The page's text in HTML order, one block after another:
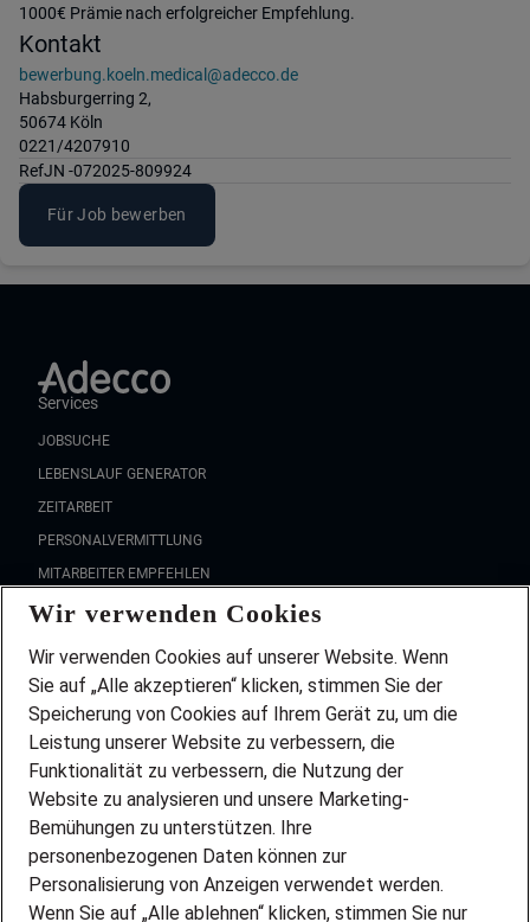
1000€ Prämie nach erfolgreicher Empfehlung.
Kontakt
bewerbung.koeln.medical@adecco.de
Habsburgerring 2,
50674 Köln
0221/4207910
RefJN -072025-809924
Für Job bewerben
Services
JOBSUCHE
LEBENSLAUF GENERATOR
ZEITARBEIT
PERSONALVERMITTLUNG
MITARBEITER EMPFEHLEN
FAQ
Wir stellen ein!
DEINE BERUFSGRUPPE
DEINE LEBENSSITUATION
PARTNERSHIP WITH AIRBUS
INITIATIV BEWERBEN
ÜBER UNS
STANDORTE
Wir verwenden Cookies
Wir verwenden Cookies auf unserer Website. Wenn
Sie auf „Alle akzeptieren“ klicken, stimmen Sie der
Speicherung von Cookies auf Ihrem Gerät zu, um die
Leistung unserer Website zu verbessern, die
Funktionalität zu verbessern, die Nutzung der
Website zu analysieren und unsere Marketing-
Bemühungen zu unterstützen. Ihre
personenbezogenen Daten können zur
Personalisierung von Anzeigen verwendet werden.
Wenn Sie auf „Alle ablehnen“ klicken, stimmen Sie nur